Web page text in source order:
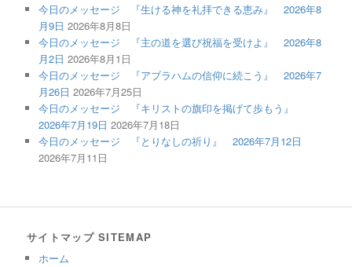
今日のメッセージ 『生ける神を礼拝できる恵み』 2026年8
月9日 2026年8月8日
今日のメッセージ 『主の道を選び祝福を受けよ』 2026年8
月2日 2026年8月1日
今日のメッセージ 『アブラハムの信仰に続こう』 2026年7
月26日 2026年7月25日
今日のメッセージ 『キリストの旗印を掲げて歩もう』
2026年7月19日 2026年7月18日
今日のメッセージ 『とりなしの祈り』 2026年7月12日
2026年7月11日
サイトマップ SITEMAP
ホーム